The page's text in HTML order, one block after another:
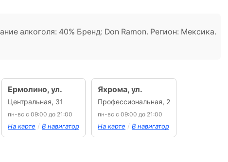
алкоголя: 40% Бренд: Don Ramon. Регион: Мексика.
Ермолино, ул.
Центральная, 31
пн-вс с 09:00 до 21:00
На карте / В навигатор
Яхрома, ул.
Профессиональная, 2
пн-вс с 09:00 до 21:00
На карте / В навигатор